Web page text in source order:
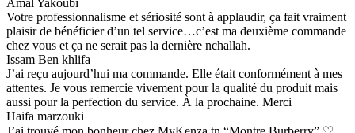
Votre professionnalisme et sériosité sont à applaudir, ça fait vraiment
plaisir de bénéficier d’un tel service…c’est ma deuxième commande
chez vous et ça ne serait pas la dernière nchallah.
Issam Ben khlifa
J’ai reçu aujourd’hui ma commande. Elle était conformément à mes
attentes. Je vous remercie vivement pour la qualité du produit mais
aussi pour la perfection du service. À la prochaine. Merci
Haifa marzouki